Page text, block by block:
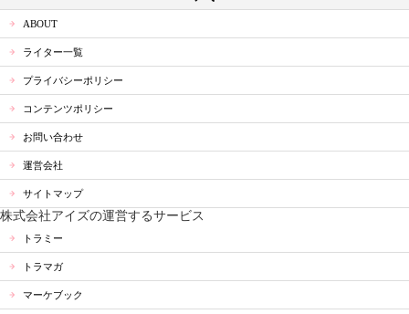
ABOUT
ライター一覧
プライバシーポリシー
コンテンツポリシー
お問い合わせ
運営会社
サイトマップ
株式会社アイズの運営するサービス
トラミー
トラマガ
マーケブック